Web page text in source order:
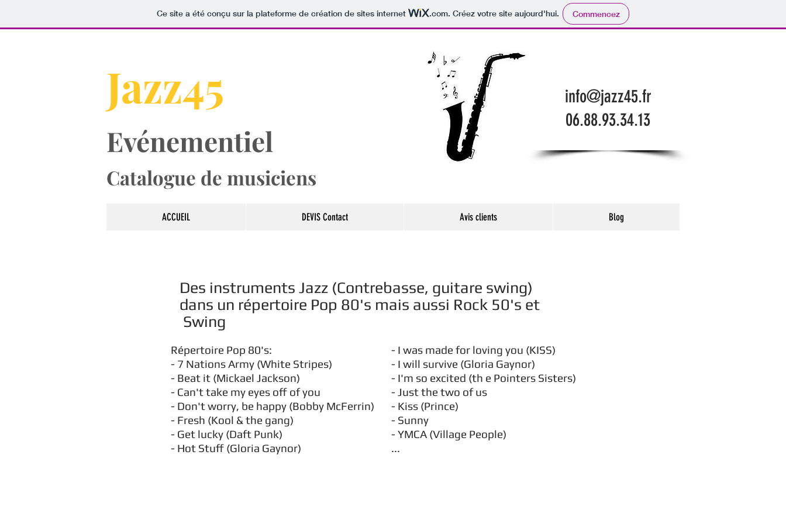
Ce site a été conçu sur la plateforme de création de sites internet .com. Créez votre site aujourd'hui. Commencez
​​Jazz45
Evénementiel
info@jazz45.fr
06.88.93.34.13
Catalogue de musiciens
ACCUEIL DEVIS Contact Avis clients Blog
Des instruments Jazz (Contrebasse, guitare swing)
dans un répertoire Pop 80's mais aussi Rock 50's et
Swing
Répertoire Pop 80's:
- 7 Nations Army (White Stripes)
- Beat it (Mickael Jackson)
- Can't take my eyes off of you
- Don't worry, be happy (Bobby McFerrin)
- Fresh (Kool & the gang)
- Get lucky (Daft Punk)
- Hot Stuff (Gloria Gaynor)
- I was made for loving you (KISS)
- I will survive (Gloria Gaynor)
- I'm so excited (th e Pointers Sisters)
- Just the two of us
- Kiss (Prince)
- Sunny
- YMCA (Village People)
...